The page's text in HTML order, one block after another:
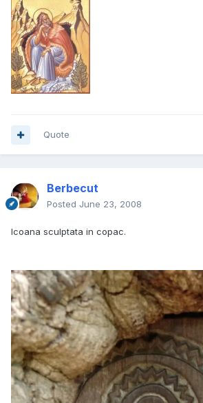
Quote
Berbecut
Posted June 23, 2008
Icoana sculptata in copac.